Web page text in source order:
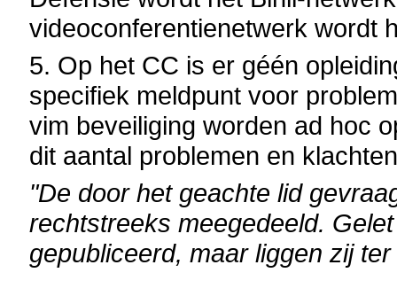
videoconferentienetwerk wordt
5. Op het CC is er géén
specifiek meldpunt voor
vim beveiliging worden ad hoc
dit aantal problemen en
"De door het geachte lid
rechtstreeks meegedeeld.
gepubliceerd, maar liggen zij